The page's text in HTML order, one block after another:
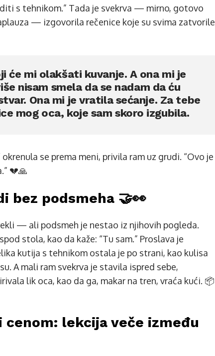
s tehnikom.” Tada je svekrva — mirno, gotovo
— izgovorila rečenice koje su svima zatvorile
će mi olakšati kuvanje. A ona mi je
nisam smela da se nadam da ću
Ona mi je vratila sećanje. Za tebe
mog oca, koje sam skoro izgubila.
se prema meni, privila ram uz grudi. “Ovo je
💔🙏
bez podsmeha 🤝👀
— ali podsmeh je nestao iz njihovih pogleda.
stola, kao da kaže: “Tu sam.” Proslava je
kutija s tehnikom ostala je po strani, kao kulisa
A mali ram svekrva je stavila ispred sebe,
lik oca, kao da ga, makar na tren, vraća kući. 📦
lekcija veče između